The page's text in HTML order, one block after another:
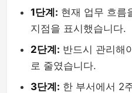
1단계: 현재 업무 흐름
지점을 표시했습니다.
2단계: 반드시 관리해
로 줄였습니다.
3단계: 한 부서에서 2